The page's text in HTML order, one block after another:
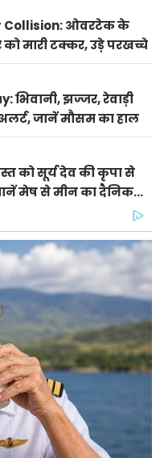
Collision: ओवरटेक के
मारी टक्कर, उड़े परखच्चे
झज्जर, रेवाड़ी
जानें मौसम का हाल
को सूर्य देव की कृपा से
मेष से मीन का दैनिक